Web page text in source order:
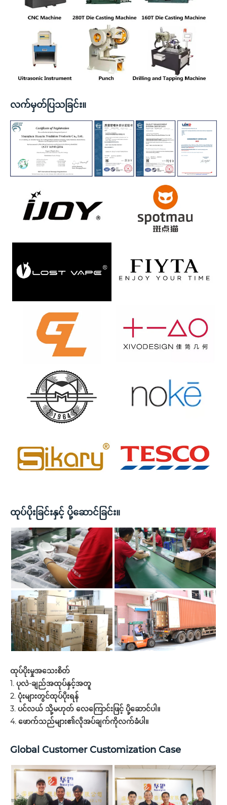
လက်မှတ်ပြသခြင်း။
ထုပ်ပိုးခြင်းနှင့် ပို့ဆောင်ခြင်း။
ထုပ်ပိုးမှုအသေးစိတ်
1. ပုလဲ-ချည်အထုပ်နှင့်အတူ
2. ပုံးများတွင်ထုပ်ပိုးရန်
3. ပင်လယ် သို့မဟုတ် လေကြောင်းဖြင့် ပို့ဆောင်ပါ။
4. ဖောက်သည်များ၏လိုအပ်ချက်ကိုလက်ခံပါ။
Global Customer Customization Case